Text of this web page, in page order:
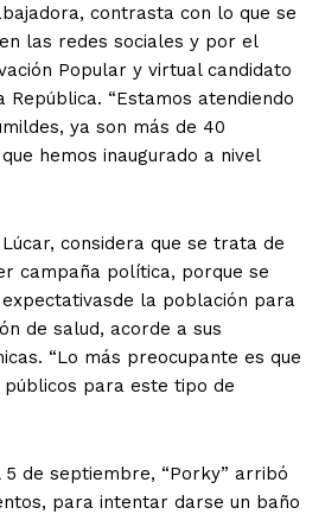
contrasta con lo que se
las redes sociales y por el
Popular y virtual candidato
República. “Estamos atendiendo
ya son más de 40
hemos inaugurado a nivel
considera que se trata de
campaña política, porque se
la población para
de salud, acorde a sus
“Lo más preocupante es que
para este tipo de
5 de septiembre, “Porky” arribó
para intentar darse un baño